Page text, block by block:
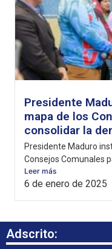
Presidente
mapa de los
consolidar la
Presidente Maduro
Consejos Comunales
Leer más
6 de enero de 2025
Adscrito: